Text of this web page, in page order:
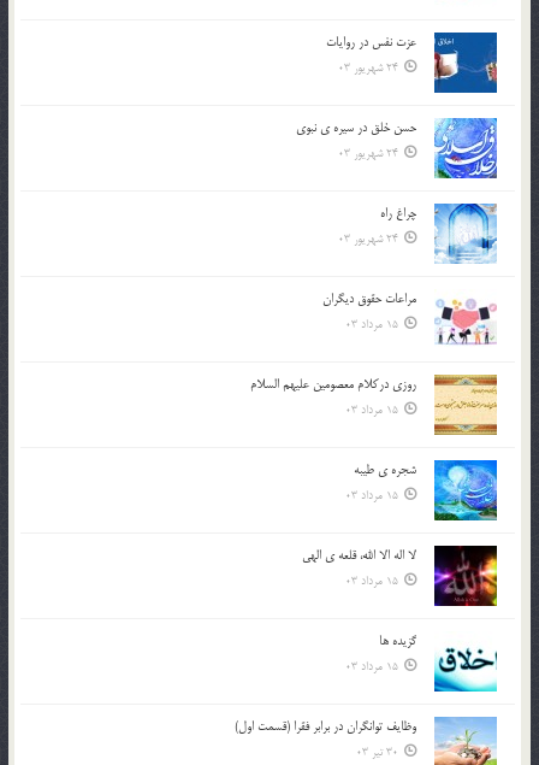
عزت نفس در روايات
24 شهریور 03
حسن خلق در سيره ي نبوي
24 شهریور 03
چراغ راه
24 شهریور 03
مراعات حقوق ديگران
15 مرداد 03
روزي دركلام معصومين عليهم السلام
15 مرداد 03
شجره ي طيبه
15 مرداد 03
لا اله الا الله، قلعه ي الهي
15 مرداد 03
گزيده ها
15 مرداد 03
وظایف توانگران در برابر فقرا (قسمت اول)
30 تیر 03